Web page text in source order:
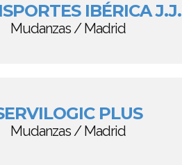
IBÉRICA J.J.
Mudanzas / Madrid
PLUS
Mudanzas / Madrid